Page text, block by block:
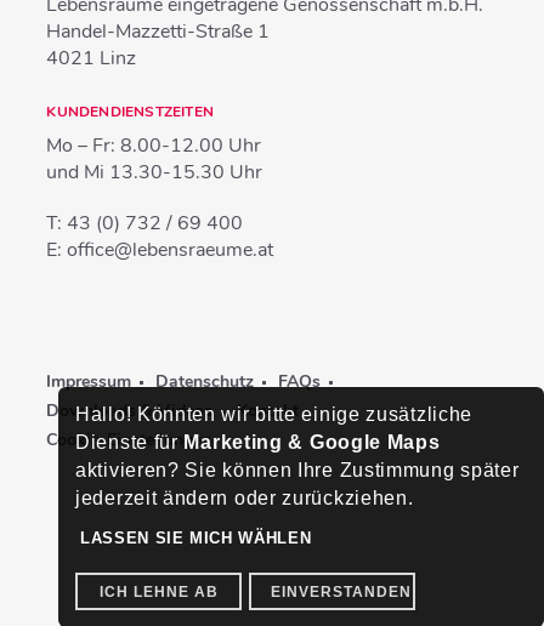
Handel-Mazzetti-Straße 1
4021 Linz
KUNDENDIENSTZEITEN
Mo – Fr: 8.00-12.00 Uhr
und Mi 13.30-15.30 Uhr
T:43 (0) 732 / 69 400
E:office@lebensraeume.at
Impressum Datenschutz
FAQs
Downloads & Videos
Kontakt
Cookie-Einstellungen
Hallo! Könnten wir bitte einige zusätzliche
Dienste für Marketing & Google Maps
aktivieren? Sie können Ihre Zustimmung später
jederzeit ändern oder zurückziehen.
LASSEN SIE MICH WÄHLEN
ICH LEHNE AB EINVERSTANDEN